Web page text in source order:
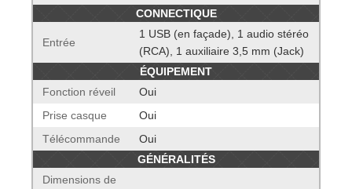
CONNECTIQUE
Entrée
1 USB (en façade), 1 audio stéréo
(RCA), 1 auxiliaire 3,5 mm (Jack)
ÉQUIPEMENT
Fonction réveil
Oui
Prise casque
Oui
Télécommande
Oui
GÉNÉRALITÉS
Dimensions de